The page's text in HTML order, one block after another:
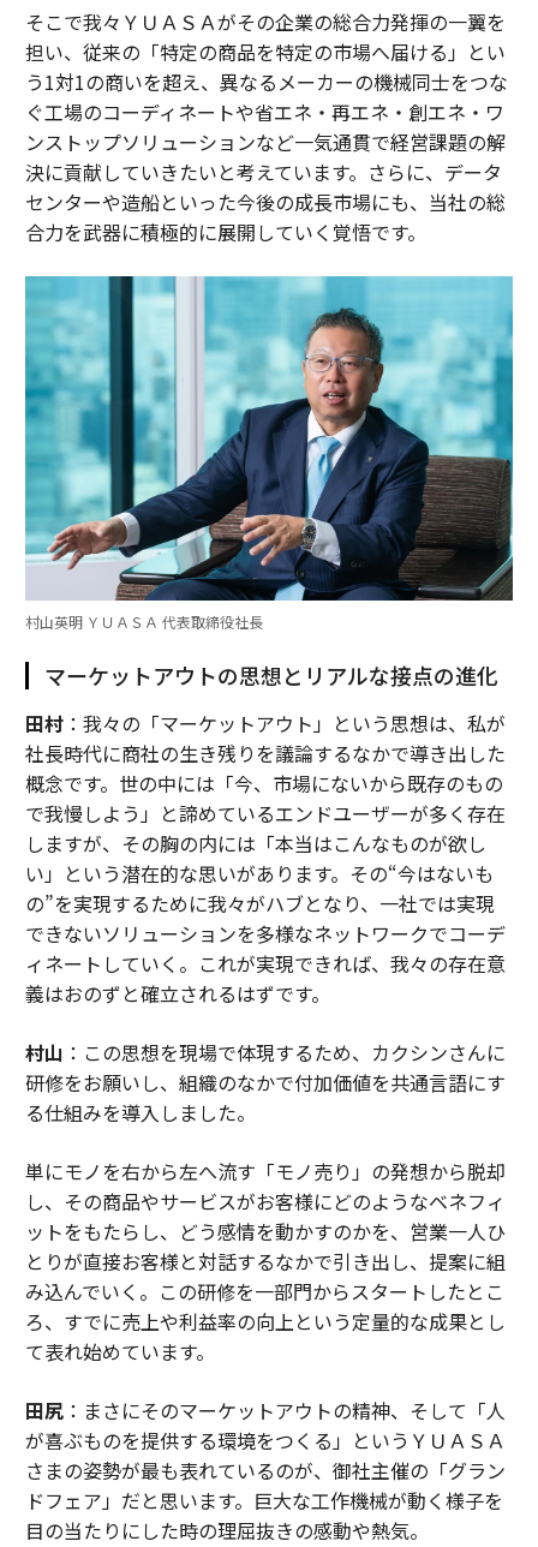
そこで我々ＹＵＡＳＡがその企業の総合力発揮の一翼を
担い、従来の「特定の商品を特定の市場へ届ける」とい
う1対1の商いを超え、異なるメーカーの機械同士をつな
ぐ工場のコーディネートや省エネ・再エネ・創エネ・ワ
ンストップソリューションなど一気通貫で経営課題の解
決に貢献していきたいと考えています。さらに、データ
センターや造船といった今後の成長市場にも、当社の総
合力を武器に積極的に展開していく覚悟です。
村山英明 ＹＵＡＳＡ 代表取締役社長
マーケットアウトの思想とリアルな接点の進化
田村：我々の「マーケットアウト」という思想は、私が
社長時代に商社の生き残りを議論するなかで導き出した
概念です。世の中には「今、市場にないから既存のもの
で我慢しよう」と諦めているエンドユーザーが多く存在
しますが、その胸の内には「本当はこんなものが欲し
い」という潜在的な思いがあります。その“今はないも
の”を実現するために我々がハブとなり、一社では実現
できないソリューションを多様なネットワークでコーデ
ィネートしていく。これが実現できれば、我々の存在意
義はおのずと確立されるはずです。
村山 ：この思想を現場で体現するため、カクシンさんに
研修をお願いし、組織のなかで付加価値を共通言語にす
る仕組みを導入しました。
単にモノを右から左へ流す「モノ売り」の発想から脱却
し、その商品やサービスがお客様にどのようなベネフィ
ットをもたらし、どう感情を動かすのかを、営業一人ひ
とりが直接お客様と対話するなかで引き出し、提案に組
み込んでいく。この研修を一部門からスタートしたとこ
ろ、すでに売上や利益率の向上という定量的な成果とし
て表れ始めています。
田尻：まさにそのマーケットアウトの精神、そして「人
が喜ぶものを提供する環境をつくる」というＹＵＡＳＡ
さまの姿勢が最も表れているのが、御社主催の「グラン
ドフェア」だと思います。巨大な工作機械が動く様子を
目の当たりにした時の理屈抜きの感動や熱気。